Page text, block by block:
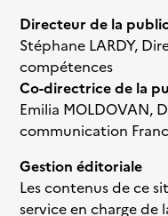
Directeur de la
Stéphane LARDY,
compétences
Co-directrice de la
Emilia MOLDOVAN,
communication
Gestion éditoriale
Les contenus de ce
service en charge